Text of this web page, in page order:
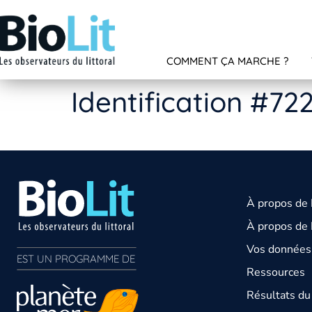
COMMENT ÇA MARCHE ?
Identification
EST UN PROGRAMME DE
À propos de
À propos de
Vos
Ressources
Résultats